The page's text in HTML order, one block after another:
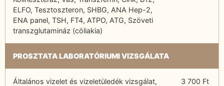
ELFO, Tesztoszteron, SHBG, ANA Hep-2,
ENA panel, TSH, FT4, ATPO, ATG, Szöveti
transzglutamináz (cöliakia)
PROSZTATA LABORATÓRIUMI VIZSGÁLATA
Általános vizelet és vizeletüledék vizsgálat,
3 700 Ft